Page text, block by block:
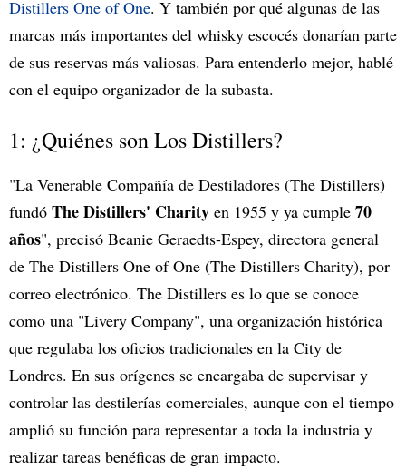
Distillers One of One. Y también por qué algunas de las
marcas más importantes del whisky escocés donarían parte
de sus reservas más valiosas. Para entenderlo mejor, hablé
con el equipo organizador de la subasta.
1: ¿Quiénes son Los Distillers?
"La Venerable Compañía de Destiladores (The Distillers)
fundó The Distillers' Charity en 1955 y ya cumple 70
años", precisó Beanie Geraedts-Espey, directora general
de The Distillers One of One (The Distillers Charity), por
correo electrónico. The Distillers es lo que se conoce
como una "Livery Company", una organización histórica
que regulaba los oficios tradicionales en la City de
Londres. En sus orígenes se encargaba de supervisar y
controlar las destilerías comerciales, aunque con el tiempo
amplió su función para representar a toda la industria y
realizar tareas benéficas de gran impacto.